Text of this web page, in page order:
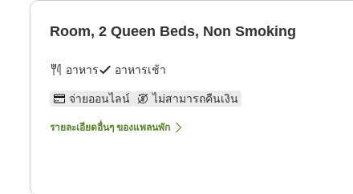
Room, 2 Queen Beds, Non Smoking
อาหาร อาหารเช้า
จ่ายออนไลน์ ไม่สามารถคืนเงิน
รายละเอียดอื่นๆ ของแพลนพัก